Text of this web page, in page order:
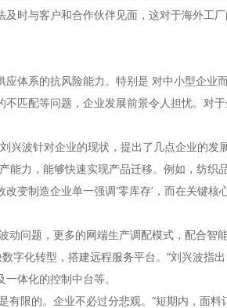
时与客户和合作伙伴见面，这对于海外工
系的抗风险能力。特别是 对中小型企业
匹配等问题，企业发展前景令人担忧。对
波针对企业的现状，提出了几点企业的发
能力，能够快速实现产品迁移。例如，纺织
制造企业单一强调‘零库存’，而在关键核
问题，更多的网端生产调配模式，配合智
字化转型，搭建远程服务平台。”刘兴波指
体化的控制中台等。
限的。企业不必过分悲观。“短期内，面料